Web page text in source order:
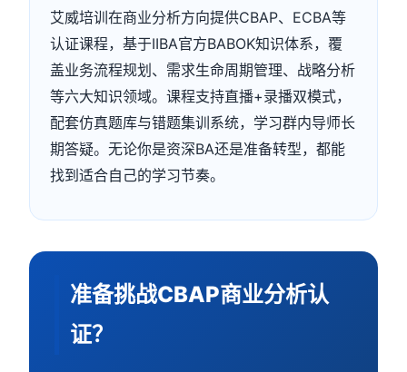
艾威培训在商业分析方向提供CBAP、ECBA等
认证课程，基于IIBA官方BABOK知识体系，覆
盖业务流程规划、需求生命周期管理、战略分析
等六大知识领域。课程支持直播+录播双模式，
配套仿真题库与错题集训系统，学习群内导师长
期答疑。无论你是资深BA还是准备转型，都能
找到适合自己的学习节奏。
准备挑战CBAP商业分析认
证？